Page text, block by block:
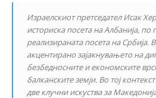
Израелскиот претседател Исак
историска посета на Албанија,
реализираната посета на Србија.
акцентирано зајакнувањето на
безбедносните и економските
балканските земји. Во тој
две клучни искуства за